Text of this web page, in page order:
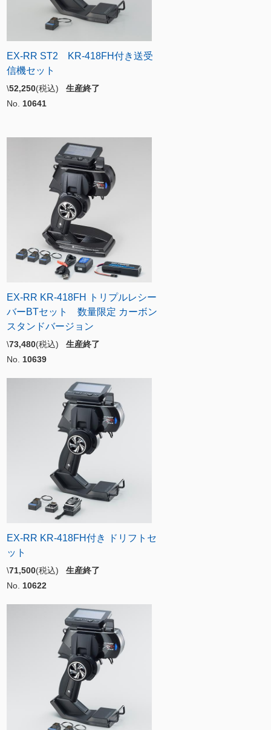
EX-RR ST2 KR-418FH付き送受
信機セット
\52,250(税込) 生産終了
No. 10641
EX-RR KR-418FH トリプルレシー
バーBTセット 数量限定 カーボン
スタンドバージョン
\73,480(税込) 生産終了
No. 10639
EX-RR KR-418FH付き ドリフトセ
ット
\71,500(税込) 生産終了
No. 10622